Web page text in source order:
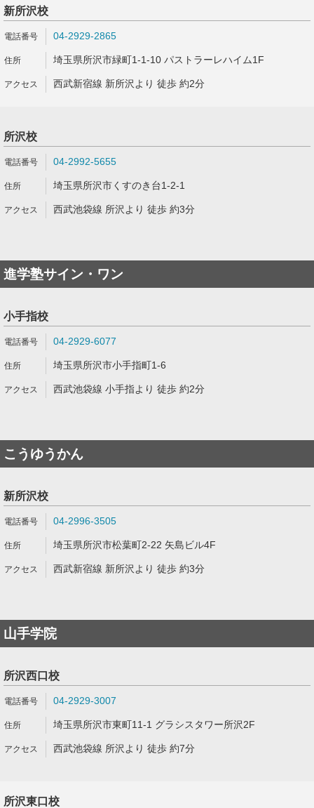
新所沢校
04-2929-2865
埼玉県所沢市緑町1-1-10 パストラーレハイム1F
西武新宿線 新所沢より 徒歩 約2分
所沢校
04-2992-5655
埼玉県所沢市くすのき台1-2-1
西武池袋線 所沢より 徒歩 約3分
進学塾サイン・ワン
小手指校
04-2929-6077
埼玉県所沢市小手指町1-6
西武池袋線 小手指より 徒歩 約2分
こうゆうかん
新所沢校
04-2996-3505
埼玉県所沢市松葉町2-22 矢島ビル4F
西武新宿線 新所沢より 徒歩 約3分
山手学院
所沢西口校
04-2929-3007
埼玉県所沢市東町11-1 グラシスタワー所沢2F
西武池袋線 所沢より 徒歩 約7分
所沢東口校